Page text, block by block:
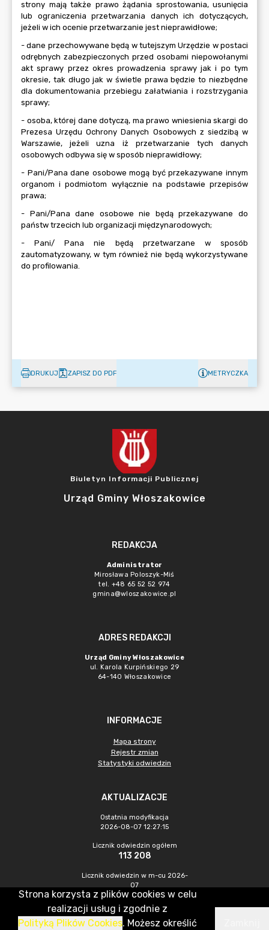
DRUKUJ ZAPISZ DO PDF METRYCZKA
Biuletyn Informacji Publicznej
Urząd Gminy Włoszakowice
REDAKCJA
Administrator
Mirosława Poloszyk-Miś
tel. +48 65 52 52 974
gmina@wloszakowice.pl
ADRES REDAKCJI
Urząd Gminy Włoszakowice
ul. Karola Kurpińskiego 29
64-140 Włoszakowice
INFORMACJE
Mapa strony
Rejestr zmian
Statystyki odwiedzin
AKTUALIZACJE
Ostatnia modyfikacja
2026-08-07 12:27:15
Licznik odwiedzin ogółem
113 208
Licznik odwiedzin w m-cu 2026-
07
538
CMS & Hosting: Nefeni Sp. z o.o.
Strona korzysta z plików cookies w celu
realizacji usług i zgodnie z
Polityką Plików Cookies. Możesz określić